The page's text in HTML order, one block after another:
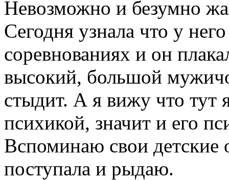
Невозможно и безумно
Сегодня узнала что у
соревнованиях и он
высокий, большой
стыдит. А я вижу что тут
психикой, значит и его
Вспоминаю свои
поступала и рыдаю.